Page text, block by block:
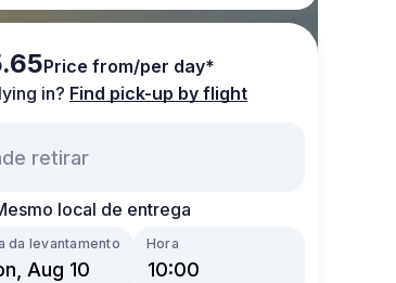
Price from/per day*
in? Find pick-up by flight
local de entrega
da levantamento Hora